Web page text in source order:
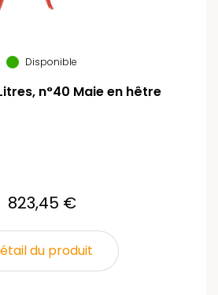
Disponible
n°40 Maie en hêtre
823,45 €
du produit